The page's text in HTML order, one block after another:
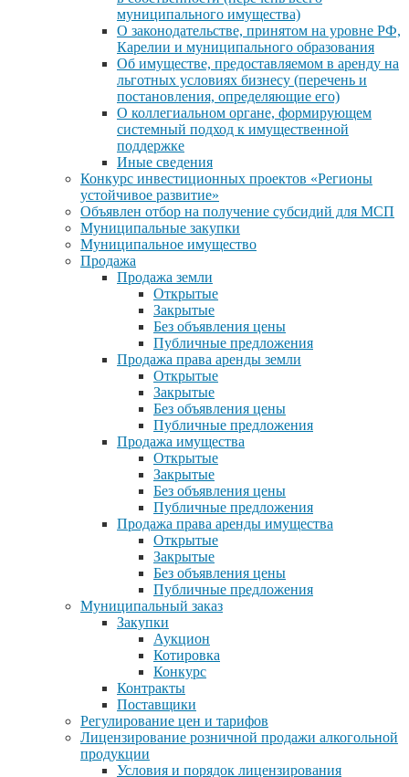
муниципального имущества)
О законодательстве, принятом на уровне РФ,
Карелии и муниципального образования
Об имуществе, предоставляемом в аренду на
льготных условиях бизнесу (перечень и
постановления, определяющие его)
О коллегиальном органе, формирующем
системный подход к имущественной
поддержке
Иные сведения
Конкурс инвестиционных проектов «Регионы
устойчивое развитие»
Объявлен отбор на получение субсидий для МСП
Муниципальные закупки
Муниципальное имущество
Продажа
Продажа земли
Открытые
Закрытые
Без объявления цены
Публичные предложения
Продажа права аренды земли
Открытые
Закрытые
Без объявления цены
Публичные предложения
Продажа имущества
Открытые
Закрытые
Без объявления цены
Публичные предложения
Продажа права аренды имущества
Открытые
Закрытые
Без объявления цены
Публичные предложения
Муниципальный заказ
Закупки
Аукцион
Котировка
Конкурс
Контракты
Поставщики
Регулирование цен и тарифов
Лицензирование розничной продажи алкогольной
продукции
Условия и порядок лицензирования